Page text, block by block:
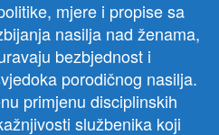
mjere i propise sa
nasilja nad ženama,
bezbjednost i
porodičnog nasilja.
primjenu disciplinskih
službenika koji